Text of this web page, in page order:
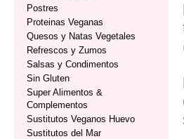
Postres
Proteinas Veganas
Quesos y Natas Vegetales
Refrescos y Zumos
Salsas y Condimentos
Sin Gluten
Super Alimentos &
Complementos
Sustitutos Veganos Huevo
Sustitutos del Mar